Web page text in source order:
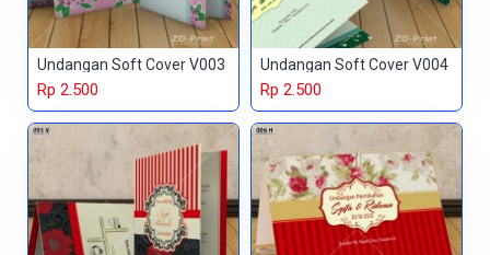
Undangan Soft Cover V003
Rp 2.500
Undangan Soft Cover V004
Rp 2.500